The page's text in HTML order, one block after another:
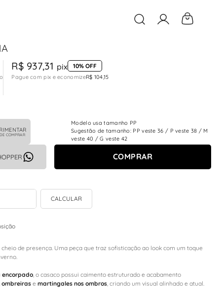
O que você está
R$ 937,31 pix 10% OFF
Pague com pix e economizeR$ 104,15
COMPRAR
Modelo usa tamanho PP
Sugestão de tamanho: PP veste 36 / P veste 38 / M
veste 40 / G veste 42
COMPRAR
de presença. Uma peça que traz sofisticação ao look com um toque
, o casaco possui caimento estruturado e acabamento
ombreiras e martingales nos ombros, criando um visual alinhado e atual.